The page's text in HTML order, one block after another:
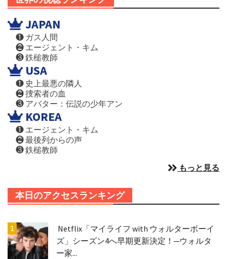
JAPAN
❶ ガス人間
❷ エージェント・キム
❸ 鉄槌教師
USA
❶ 史上最悪の隣人
❷ 捜索者の血
❸ アバター：伝説の少年アン
KOREA
❶ エージェント・キム
❷ 最後列からの声
❸ 鉄槌教師
もっと見る
本日のアクセスランキング
Netflix「マイライフ with ウォルターボーイ
ズ」シーズン4へ早期更新決定！─ウォルタ
ー家...